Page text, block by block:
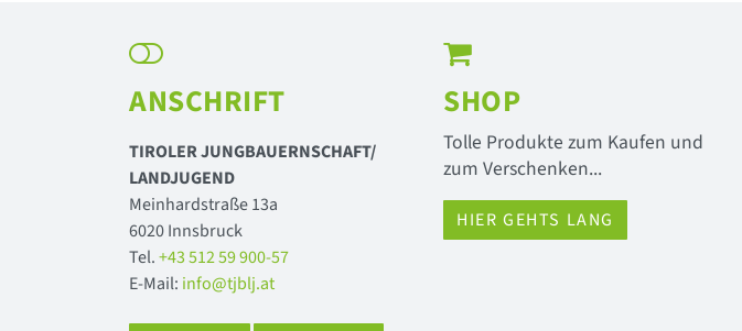
ANSCHRIFT
TIROLER JUNGBAUERNSCHAFT/
LANDJUGEND
Meinhardstraße 13a
6020 Innsbruck
Tel.+43 512 59 900-57
E-Mail: info@tjblj.at
SHOP
Tolle Produkte zum Kaufen und
zum Verschenken...
HIER GEHTS LANG